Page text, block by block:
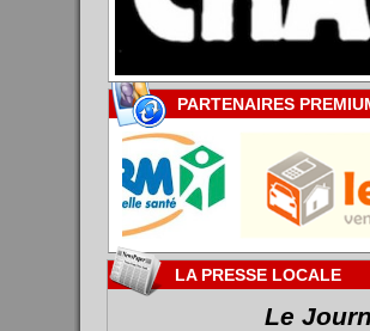
PARTENAIRES
LA PRESSE LOCALE
Le Journal de